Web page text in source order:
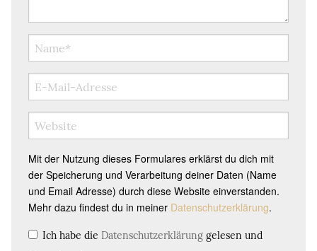
Mit der Nutzung dieses Formulares erklärst du dich mit
der Speicherung und Verarbeitung deiner Daten (Name
und Email Adresse) durch diese Website einverstanden.
Mehr dazu findest du in meiner Datenschutzerklärung.
Ich habe die Datenschutzerklärung gelesen und